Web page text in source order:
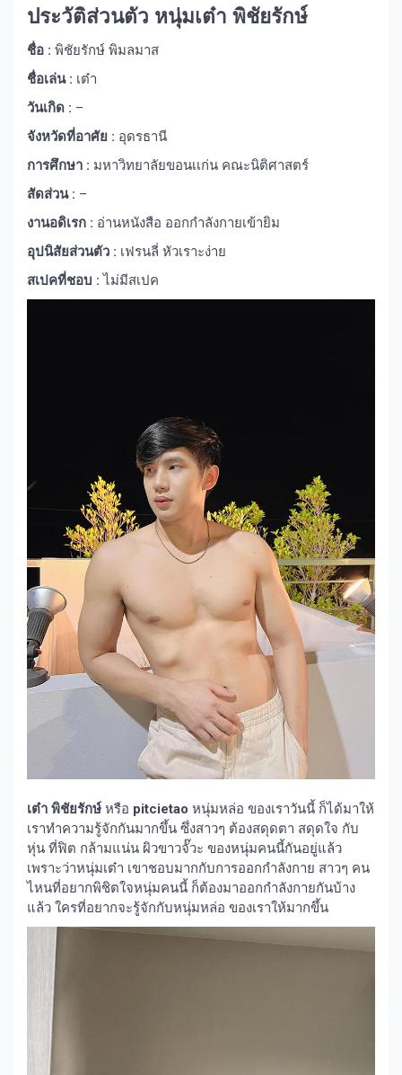
ประวัติส่วนตัว หนุ่มเต๋า พิชัยรักษ์
ชื่อ : พิชัยรักษ์ พิมลมาส
ชื่อเล่น : เต๋า
วันเกิด : –
จังหวัดที่อาศัย : อุดรธานี
การศึกษา : มหาวิทยาลัยขอนเเก่น คณะนิติศาสตร์
สัดส่วน : –
งานอดิเรก : อ่านหนังสือ ออกกำลังกายเข้ายิม
อุปนิสัยส่วนตัว : เฟรนลี่ หัวเราะง่าย
สเปคที่ชอบ : ไม่มีสเปค
เต๋า พิชัยรักษ์ หรือ pitcietao หนุ่มหล่อ ของเราวันนี้ ก็ได้มาให้
เราทำความรู้จักกันมากขึ้น ซึ่งสาวๆ ต้องสดุดตา สดุดใจ กับ
หุ่น ที่ฟิต กล้ามแน่น ผิวขาวจั๊วะ ของหนุ่มคนนี้กันอยู่แล้ว
เพราะว่าหนุ่มเต๋า เขาชอบมากกับการออกกำลังกาย สาวๆ คน
ไหนที่อยากพิชิตใจหนุ่มคนนี้ ก็ต้องมาออกกำลังกายกันบ้าง
แล้ว ใครที่อยากจะรู้จักกับหนุ่มหล่อ ของเราให้มากขึ้น